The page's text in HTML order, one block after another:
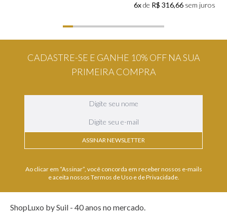
6xde R$ 316,66sem juros
CADASTRE-SE E GANHE 10% OFF NA SUA
PRIMEIRA COMPRA
ASSINAR NEWSLETTER
Ao clicar em “Assinar”, você concorda em receber nossos e-mails
e aceita nossos Termos de Uso e de Privacidade.
ShopLuxo by Suil - 40 anos no mercado.